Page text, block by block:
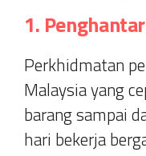
1.
Perkhidmatan
Malaysia yang
barang sampai
hari bekerja